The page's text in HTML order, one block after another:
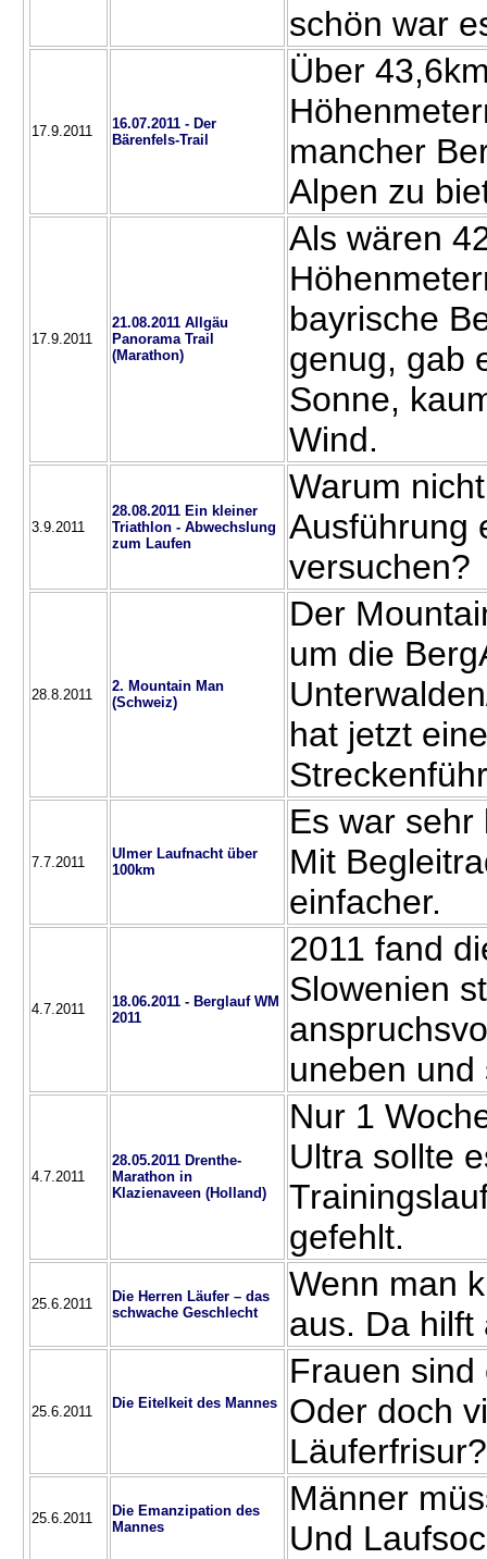
schön war
17.9.2011
16.07.2011 - Der
Bärenfels-Trail
Über
mancher
Alpen zu
17.9.2011
21.08.2011 Allgäu
Panorama Trail
(Marathon)
Als wären
bayrische
genug, gab
Sonne,
Wind.
3.9.2011
28.08.2011 Ein kleiner
Triathlon - Abwechslung
zum Laufen
Warum
Ausführung
versuchen?
28.8.2011
2. Mountain Man
(Schweiz)
Der
um die
hat jetzt
7.7.2011
Ulmer Laufnacht über
100km
Es war
Mit
einfacher.
4.7.2011
18.06.2011 - Berglauf WM
2011
2011 fand
Slowenien
uneben
4.7.2011
28.05.2011 Drenthe-
Marathon in
Klazienaveen (Holland)
Nur 1
Ultra sollte
gefehlt.
25.6.2011
Die Herren Läufer – das
schwache Geschlecht
Wenn man
aus. Da
25.6.2011
Die Eitelkeit des Mannes
Frauen
Oder doch
25.6.2011
Die Emanzipation des
Mannes
Männer
Und